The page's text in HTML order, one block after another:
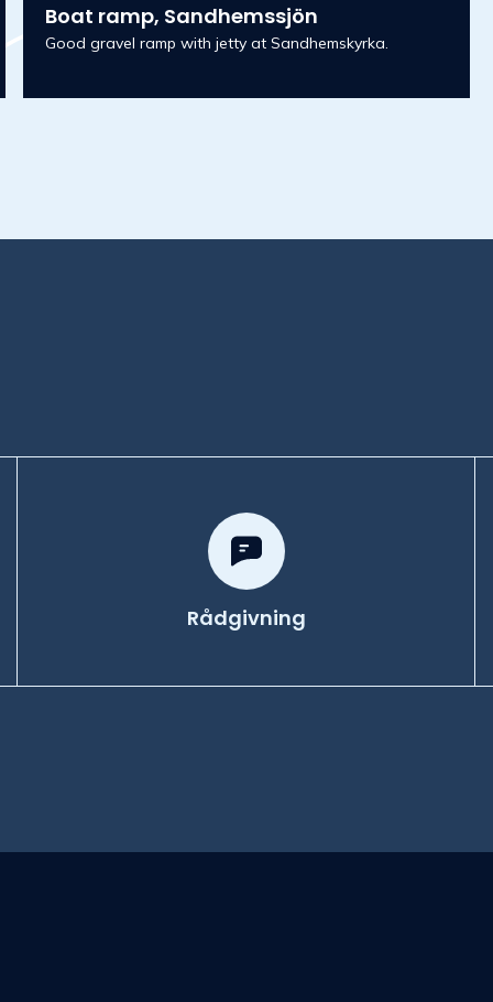
Boat ramp, Sandhemssjön
Good gravel ramp with jetty at Sandhemskyrka.
Rådgivning